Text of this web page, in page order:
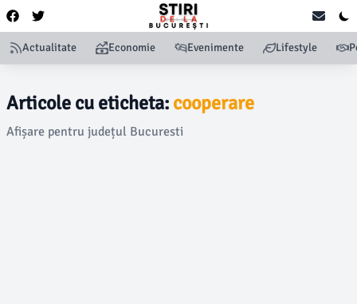
Actualitate Economie Evenimente Lifestyle
Articole cu eticheta: cooperare
Afișare pentru județul Bucuresti